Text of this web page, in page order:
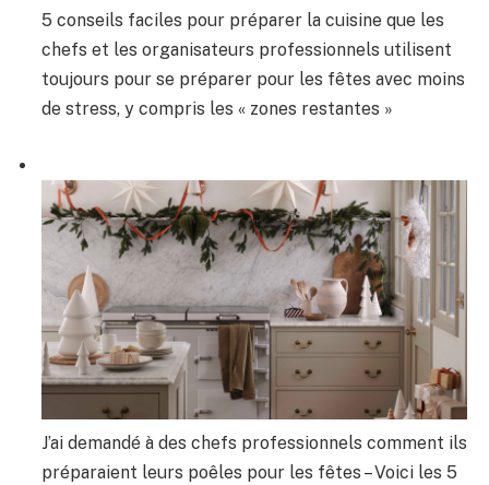
5 conseils faciles pour préparer la cuisine que les
chefs et les organisateurs professionnels utilisent
toujours pour se préparer pour les fêtes avec moins
de stress, y compris les « zones restantes »
J’ai demandé à des chefs professionnels comment ils
préparaient leurs poêles pour les fêtes – Voici les 5